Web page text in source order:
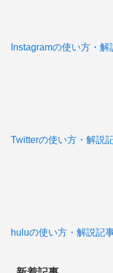
Instagramの使い方・解
Twitterの使い方・解説
huluの使い方・解説記